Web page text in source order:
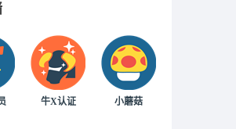
牛X认证 小蘑菇